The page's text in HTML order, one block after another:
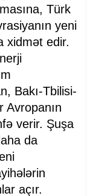
Türk
yeni
xidmət edir.
Bakı-Tbilisi-
Avropanın
verir. Şuşa
da
açır.